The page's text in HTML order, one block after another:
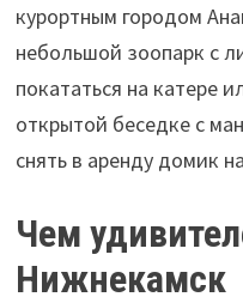
курортным городом
небольшой зоопарк с
покататься на катере
открытой беседке с
снять в аренду домик
Чем
Нижнекамск